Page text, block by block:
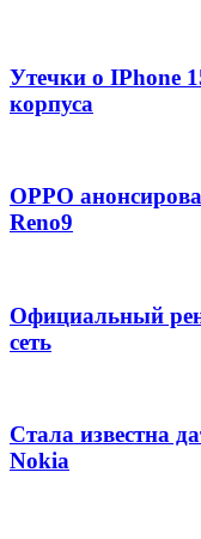
Утечки о IPhone
корпуса
OPPO
Reno9
Официальный
сеть
Стала известна
Nokia